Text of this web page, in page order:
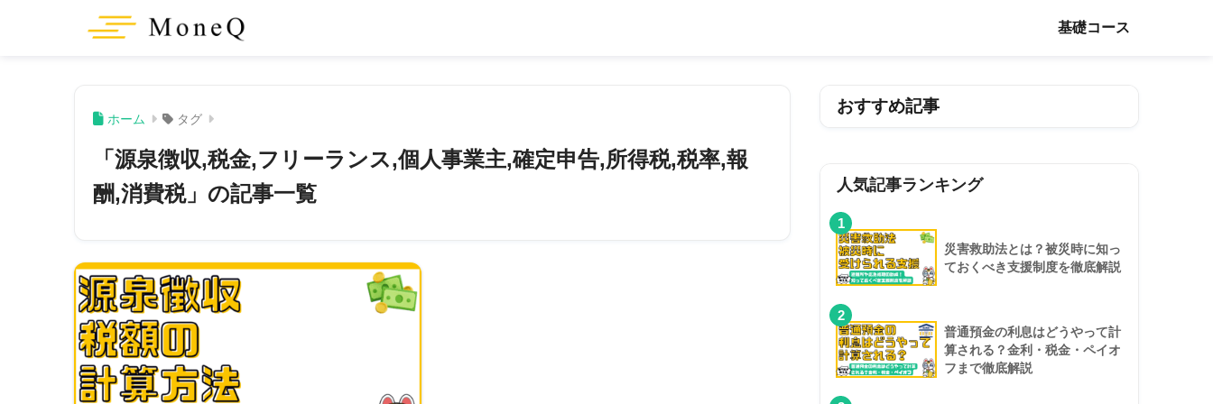
基礎コース
ホーム タグ
「源泉徴収,税金,フリーランス,個人事業主,確定申告,所得税,税率,報
酬,消費税」の記事一覧
おすすめ記事
人気記事ランキング
1
災害救助法とは？被災時に知っ
ておくべき支援制度を徹底解説
2
普通預金の利息はどうやって計
算される？金利・税金・ペイオ
フまで徹底解説